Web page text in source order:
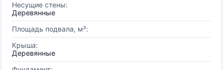
Несущие стены:
Деревянные
Площадь подвала, м²:
Крыша:
Деревянные